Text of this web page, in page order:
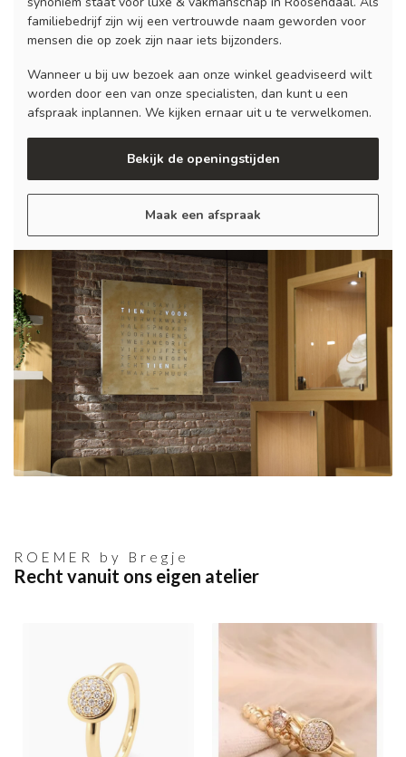
familiebedrijf zijn wij een vertrouwde naam geworden voor
mensen die op zoek zijn naar iets bijzonders.
Wanneer u bij uw bezoek aan onze winkel geadviseerd wilt
worden door een van onze specialisten, dan kunt u een
afspraak inplannen. We kijken ernaar uit u te verwelkomen.
Bekijk de openingstijden
Maak een afspraak
ROEMER by Bregje
Recht vanuit ons eigen atelier